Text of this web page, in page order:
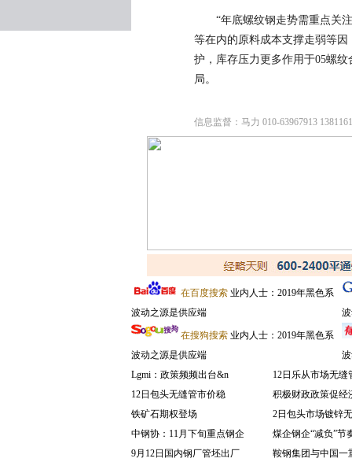
“年底螺纹钢走势需重点关
等在内的原料成本支撑走弱等因
护，库存压力更多作用于05螺
局。
信息监督：马力 010-63967913
在百度搜索 业内人士：2019年黑色系
波动之源是供应端
在搜狗搜索 业内人士：2019年黑色系
波动之源是供应端
Lgmi：政策频频出台&n
12日包头无缝管市价稳
铁矿石期权登场
中钢协：11月下旬重点钢企
9月12日国内钢厂管坯出厂
12日乐从市场无缝
积极财政政策促经
2日包头市场镀锌
煤企钢企“减负”节
鞍钢集团与中国一